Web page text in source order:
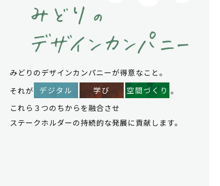
みどりのデザインカンパニーが得意なこと。
それが
デジタル 学び 空間づくり 。
これら３つのちからを融合させ
ステークホルダーの持続的な発展に貢献します。